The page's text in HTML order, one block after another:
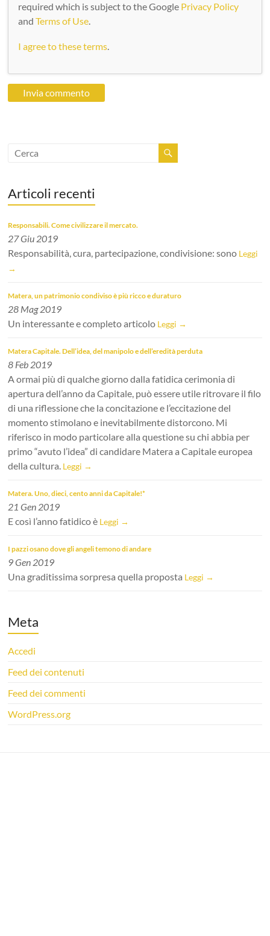
required which is subject to the Google Privacy Policy
andTerms of Use.
I agree to these terms
Articoli recenti
Responsabili. Come civilizzare il mercato.
27 Giu 2019
Responsabilità, cura, partecipazione, condivisione: sono Leggi
→
Matera, un patrimonio condiviso è più ricco e duraturo
28 Mag 2019
Un interessante e completo articolo Leggi →
Matera Capitale. Dell’idea, del manipolo e dell’eredità perduta
8 Feb 2019
A ormai più di qualche giorno dalla fatidica cerimonia di
apertura dell’anno da Capitale, può essere utile ritrovare il filo
di una riflessione che la concitazione e l’eccitazione del
momento stimolano e inevitabilmente distorcono. Mi
riferisco in modo particolare alla questione su chi abbia per
primo “avuto l’idea” di candidare Matera a Capitale europea
della cultura. Leggi →
Matera. Uno, dieci, cento anni da Capitale!*
21 Gen 2019
E così l’anno fatidico è Leggi →
I pazzi osano dove gli angeli temono di andare
9 Gen 2019
Una graditissima sorpresa quella proposta Leggi →
Meta
Accedi
Feed dei contenuti
Feed dei commenti
WordPress.org